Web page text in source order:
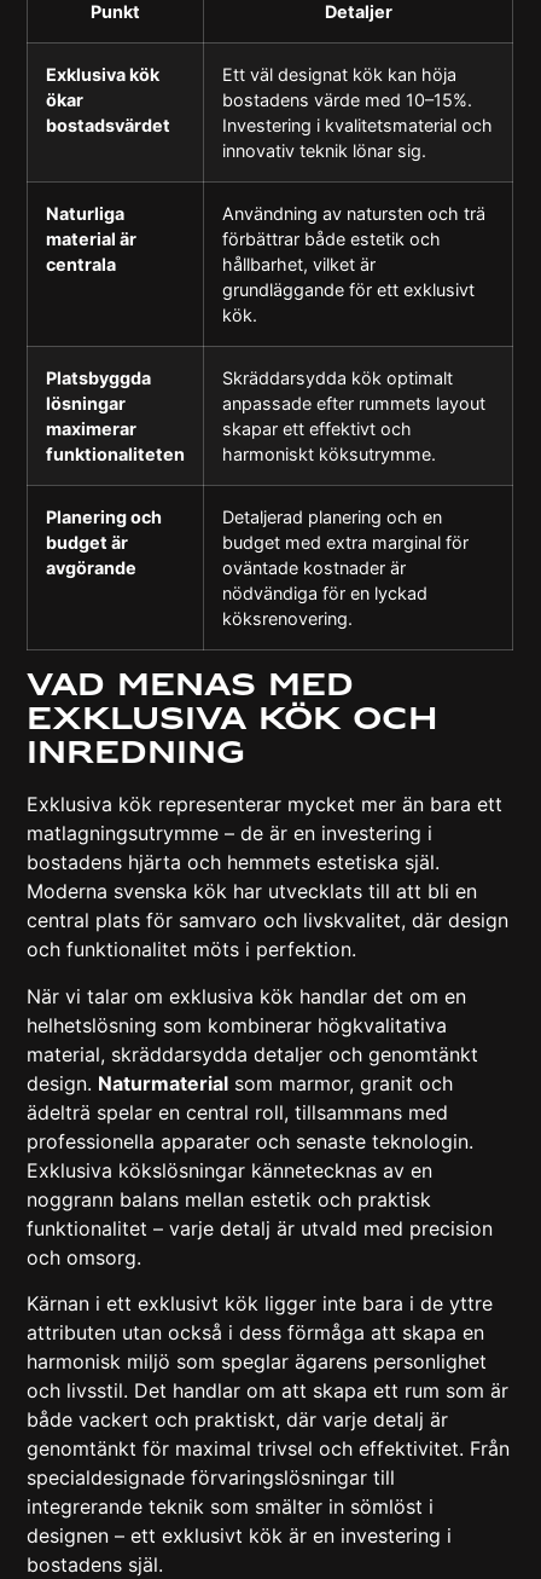
Punkt Detaljer
Exklusiva kök
ökar
bostadsvärdet
Ett väl designat kök kan höja
bostadens värde med 10–15%.
Investering i kvalitetsmaterial och
innovativ teknik lönar sig.
Naturliga
material är
centrala
Användning av natursten och trä
förbättrar både estetik och
hållbarhet, vilket är
grundläggande för ett exklusivt
kök.
Platsbyggda
lösningar
maximerar
funktionaliteten
Skräddarsydda kök optimalt
anpassade efter rummets layout
skapar ett effektivt och
harmoniskt köksutrymme.
Planering och
budget är
avgörande
Detaljerad planering och en
budget med extra marginal för
oväntade kostnader är
nödvändiga för en lyckad
köksrenovering.
Vad menas med
exklusiva kök och
inredning
Exklusiva kök representerar mycket mer än bara ett
matlagningsutrymme – de är en investering i
bostadens hjärta och hemmets estetiska själ.
Moderna svenska kök har utvecklats till att bli en
central plats för samvaro och livskvalitet, där design
och funktionalitet möts i perfektion.
När vi talar om exklusiva kök handlar det om en
helhetslösning som kombinerar högkvalitativa
material, skräddarsydda detaljer och genomtänkt
design. Naturmaterial som marmor, granit och
ädelträ spelar en central roll, tillsammans med
professionella apparater och senaste teknologin.
Exklusiva kökslösningar kännetecknas av en
noggrann balans mellan estetik och praktisk
funktionalitet – varje detalj är utvald med precision
och omsorg.
Kärnan i ett exklusivt kök ligger inte bara i de yttre
attributen utan också i dess förmåga att skapa en
harmonisk miljö som speglar ägarens personlighet
och livsstil. Det handlar om att skapa ett rum som är
både vackert och praktiskt, där varje detalj är
genomtänkt för maximal trivsel och effektivitet. Från
specialdesignade förvaringslösningar till
integrerande teknik som smälter in sömlöst i
designen – ett exklusivt kök är en investering i
bostadens själ.